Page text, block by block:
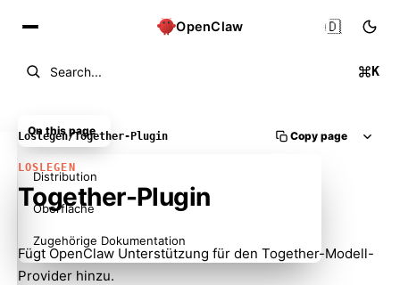
OpenClaw
Search... K
🇩🇪
Loslegen/Together-Plugin Copy page
LOSLEGEN
Together-Plugin
Fügt OpenClaw Unterstützung für den Together-Modell-
Provider hinzu.
On this page
Distribution
Oberfläche
Zugehörige Dokumentation